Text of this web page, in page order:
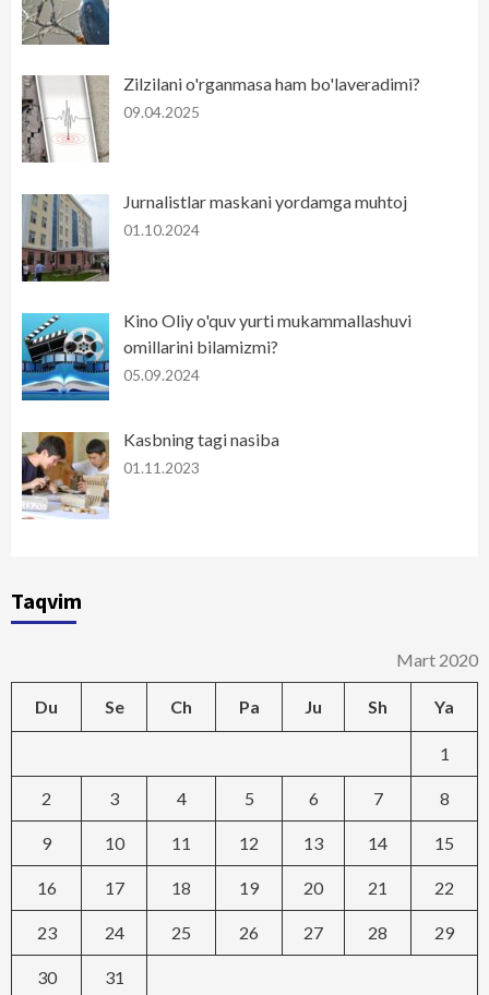
Zilzilani o'rganmasa ham bo'laveradimi?
09.04.2025
Jurnalistlar maskani yordamga muhtoj
01.10.2024
Kino Oliy o'quv yurti mukammallashuvi
omillarini bilamizmi?
05.09.2024
Kasbning tagi nasiba
01.11.2023
Taqvim
Mart 2020
Du Se Ch Pa Ju Sh Ya
1
2 3 4 5 6 7 8
9 10 11 12 13 14 15
16 17 18 19 20 21 22
23 24 25 26 27 28 29
30 31